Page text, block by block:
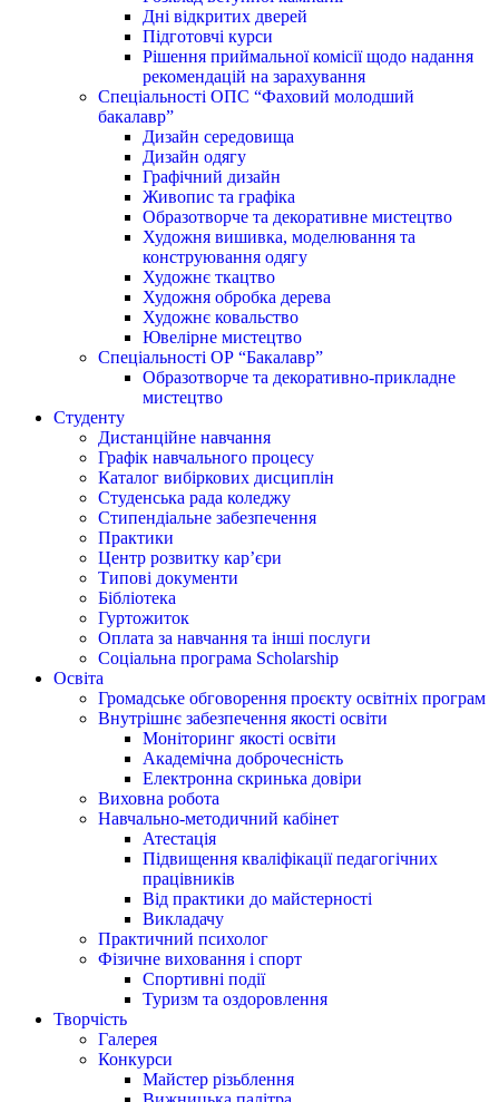
Дні відкритих дверей
Підготовчі курси
Рішення приймальної комісії щодо надання
рекомендацій на зарахування
Спеціальності ОПС “Фаховий молодший
бакалавр”
Дизайн середовища
Дизайн одягу
Графічний дизайн
Живопис та графіка
Образотворче та декоративне мистецтво
Художня вишивка, моделювання та
конструювання одягу
Художнє ткацтво
Художня обробка дерева
Художнє ковальство
Ювелірне мистецтво
Спеціальності ОР “Бакалавр”
Образотворче та декоративно-прикладне
мистецтво
Студенту
Дистанційне навчання
Графік навчального процесу
Каталог вибіркових дисциплін
Студенська рада коледжу
Стипендіальне забезпечення
Практики
Центр розвитку кар’єри
Типові документи
Бібліотека
Гуртожиток
Оплата за навчання та інші послуги
Соціальна програма Scholarship
Освіта
Громадське обговорення проєкту освітніх програм
Внутрішнє забезпечення якості освіти
Моніторинг якості освіти
Академічна доброчесність
Електронна скринька довіри
Виховна робота
Навчально-методичний кабінет
Атестація
Підвищення кваліфікації педагогічних
працівників
Від практики до майстерності
Викладачу
Практичний психолог
Фізичне виховання і спорт
Спортивні події
Туризм та оздоровлення
Творчість
Галерея
Конкурси
Майстер різьблення